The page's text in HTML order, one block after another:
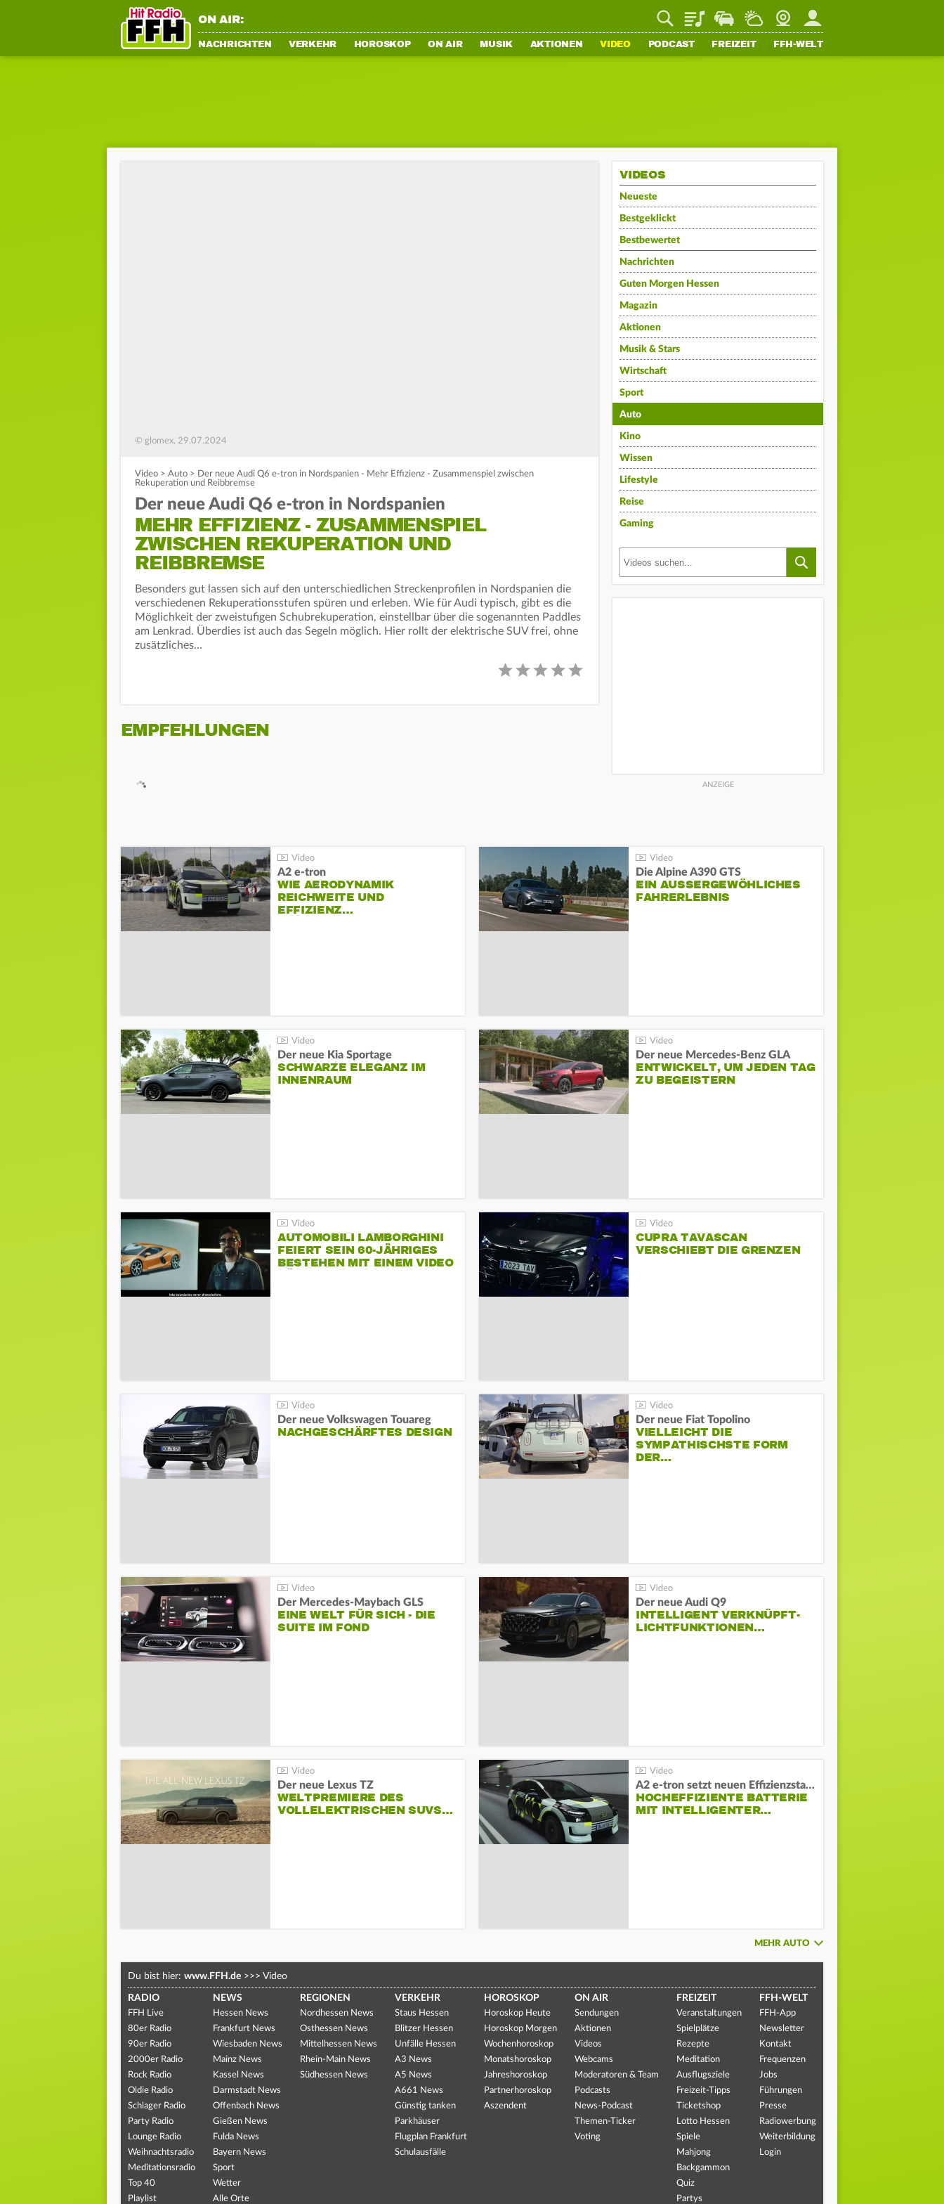
ON AIR: PlaylistStaupilotWetterWebcamMein FFH
NACHRICHTEN VERKEHR HOROSKOP ON AIR MUSIK AKTIONEN VIDEO PODCAST FREIZEIT FFH-WELT
© glomex, 29.07.2024
Video > Auto > Der neue Audi Q6 e-tron in Nordspanien - Mehr Effizienz - Zusammenspiel zwischen
Rekuperation und Reibbremse
Der neue Audi Q6 e-tron in Nordspanien
MEHR EFFIZIENZ - ZUSAMMENSPIEL
ZWISCHEN REKUPERATION UND
REIBBREMSE
Besonders gut lassen sich auf den unterschiedlichen Streckenprofilen in Nordspanien die
verschiedenen Rekuperationsstufen spüren und erleben. Wie für Audi typisch, gibt es die
Möglichkeit der zweistufigen Schubrekuperation, einstellbar über die sogenannten Paddles
am Lenkrad. Überdies ist auch das Segeln möglich. Hier rollt der elektrische SUV frei, ohne
zusätzliches…
EMPFEHLUNGEN
VIDEOS
Neueste
Bestgeklickt
Bestbewertet
Nachrichten
Guten Morgen Hessen
Magazin
Aktionen
Musik & Stars
Wirtschaft
Sport
Auto
Kino
Wissen
Lifestyle
Reise
Gaming
A2 e-tron
WIE AERODYNAMIK
REICHWEITE UND
EFFIZIENZ…
Die Alpine A390 GTS
EIN AUSSERGEWÖHLICHES F
AHRERLEBNIS
Der neue Kia Sportage
SCHWARZE ELEGANZ IM
INNENRAUM
Der neue Mercedes-Benz GLA
ENTWICKELT, UM JEDEN TAG
ZU BEGEISTERN
AUTOMOBILI LAMBORGHINI
FEIERT SEIN 60-JÄHRIGES
BESTEHEN MIT EINEM VIDEO
CUPRA TAVASCAN
VERSCHIEBT DIE GRENZEN
Der neue Volkswagen Touareg
NACHGESCHÄRFTES DESIGN
Der neue Fiat Topolino
VIELLEICHT DIE
SYMPATHISCHSTE FORM
DER…
Der Mercedes‑Maybach GLS
EINE WELT FÜR SICH - DIE
SUITE IM FOND
Der neue Audi Q9
INTELLIGENT VERKNÜPFT-
LICHTFUNKTIONEN…
Der neue Lexus TZ
WELTPREMIERE DES
VOLLELEKTRISCHEN SUVS…
A2 e-tron setzt neuen Effizienzstandard bei Audi
HOCHEFFIZIENTE BATTERIE
MIT INTELLIGENTER…
MEHR AUTO
Du bist hier: www.FFH.de >>> Video
RADIO
FFH Live
80er Radio
90er Radio
2000er Radio
Rock Radio
Oldie Radio
Schlager Radio
Party Radio
Lounge Radio
Weihnachtsradio
Meditationsradio
Top 40
Playlist
NEWS
Hessen News
Frankfurt News
Wiesbaden News
Mainz News
Kassel News
Darmstadt News
Offenbach News
Gießen News
Fulda News
Bayern News
Sport
Wetter
Alle Orte
REGIONEN
Nordhessen News
Osthessen News
Mittelhessen News
Rhein-Main News
Südhessen News
VERKEHR
Staus Hessen
Blitzer Hessen
Unfälle Hessen
A3 News
A5 News
A661 News
Günstig tanken
Parkhäuser
Flugplan Frankfurt
Schulausfälle
HOROSKOP
Horoskop Heute
Horoskop Morgen
Wochenhoroskop
Monatshoroskop
Jahreshoroskop
Partnerhoroskop
Aszendent
ON AIR
Sendungen
Aktionen
Videos
Webcams
Moderatoren & Team
Podcasts
News-Podcast
Themen-Ticker
Voting
FREIZEIT
Veranstaltungen
Spielplätze
Rezepte
Meditation
Ausflugsziele
Freizeit-Tipps
Ticketshop
Lotto Hessen
Spiele
Mahjong
Backgammon
Quiz
Partys
FFH-WELT
FFH-App
Newsletter
Kontakt
Frequenzen
Jobs
Führungen
Presse
Radiowerbung
Weiterbildung
Login